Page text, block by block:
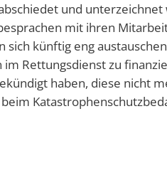
und
mit ihren
künftig eng
Rettungsdienst zu
haben, diese nicht